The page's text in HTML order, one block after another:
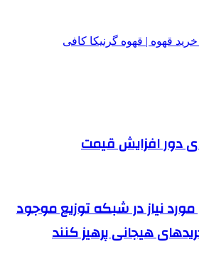
قهوه | قهوه گرنیکا کافی
دور افزایش قیمت
نیاز در شبکه توزیع موجود
هیجانی پرهیز کنند